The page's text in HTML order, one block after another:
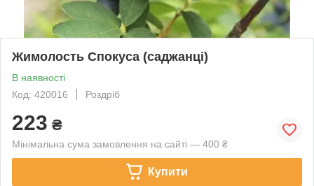
Жимолость Спокуса (саджанці)
В наявності
Код: 420016
Роздріб
223 ₴
Мінімальна сума замовлення на сайті — 400 ₴
Купити